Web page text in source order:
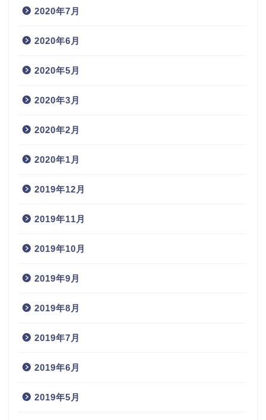
2020年7月
2020年6月
2020年5月
2020年3月
2020年2月
2020年1月
2019年12月
2019年11月
2019年10月
2019年9月
2019年8月
2019年7月
2019年6月
2019年5月